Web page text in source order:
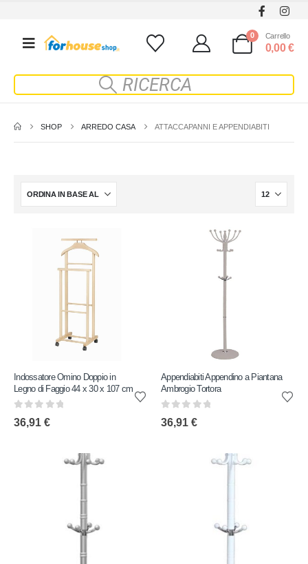
0 Carrello
0,00€
SHOP ARREDO CASA ATTACCAPANNI E APPENDIABITI
Indossatore Omino Doppio in
Legno di Faggio 44 x 30 x 107 cm
0 out of 5
36,91 €
Appendiabiti Appendino a Piantana
Ambrogio Tortora
0 out of 5
36,91 €